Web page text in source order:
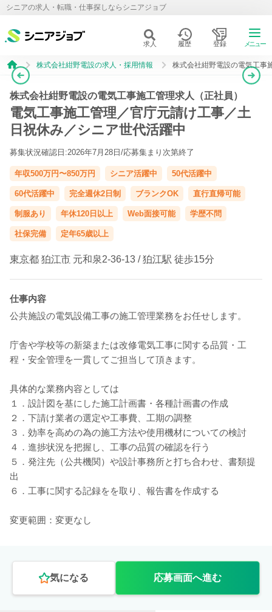
シニアの求人・転職・仕事探しならシニアジョブ
求人 履歴 登録 メニュー
株式会社紺野電設の求人・採用情報 株式会社紺野電設の電気工事
株式会社紺野電設の電気工事施工管理求人（正社員）
電気工事施工管理／官庁元請け工事／土
日祝休み／シニア世代活躍中
募集状況確認日:2026年7月28日/応募集まり次第終了
年収500万円〜850万円 シニア活躍中 50代活躍中
60代活躍中 完全週休2日制 ブランクOK 直行直帰可能
制服あり 年休120日以上 Web面接可能 学歴不問
社保完備 定年65歳以上
東京都 狛江市 元和泉2-36-13 /狛江駅 徒歩15分
仕事内容
公共施設の電気設備工事の施工管理業務をお任せします。
庁舎や学校等の新築または改修電気工事に関する品質・工
程・安全管理を一貫してご担当して頂きます。
具体的な業務内容としては
１．設計図を基にした施工計画書・各種計画書の作成
２．下請け業者の選定や工事費、工期の調整
３．効率を高めの為の施工方法や使用機材についての検討
４．進捗状況を把握し、工事の品質の確認を行う
５．発注先（公共機関）や設計事務所と打ち合わせ、書類提
出
６．工事に関する記録をを取り、報告書を作成する
変更範囲：変更なし
気になる 応募画面へ進む